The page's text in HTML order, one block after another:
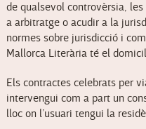
de qualsevol controvèrsia,
a arbitratge o acudir a la
normes sobre jurisdicció i
Mallorca Literària té el
Els contractes celebrats per
intervengui com a part un
lloc on l’usuari tengui la